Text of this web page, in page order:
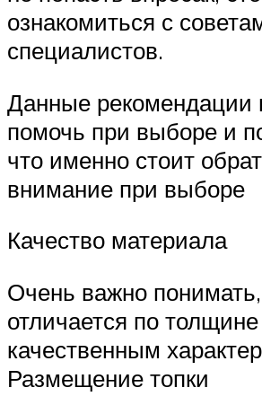
ознакомиться с
специалистов.
Данные рекомендации
помочь при выборе и
что именно стоит
внимание при выборе
Качество материала
Очень важно
отличается по
качественным
Размещение топки